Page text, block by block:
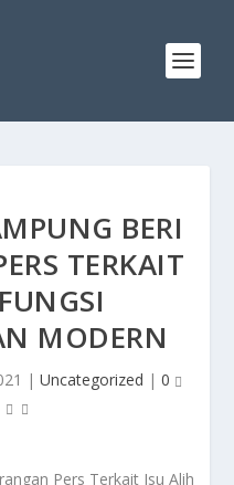
BERI
TERKAIT
MODERN
| Uncategorized | 0